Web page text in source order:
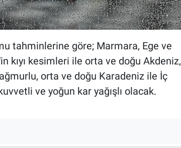
tahminlerine göre; Marmara, Ege ve
kıyı kesimleri ile orta ve doğu Akdeniz,
orta ve doğu Karadeniz ile İç
ve yoğun kar yağışlı olacak.